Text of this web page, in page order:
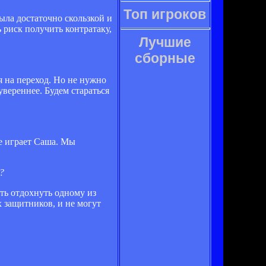
достаточно скользкой и
получить контратаку,
на переход. Но не нужно
Будем стараться
играет Саша. Мы
отдохнуть одному из
защитников, и не могут
Топ игроков
Лучшие
сборные